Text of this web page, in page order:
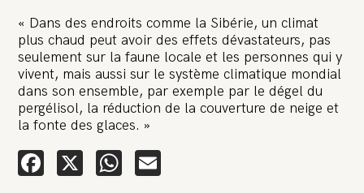
« Dans des endroits comme la Sibérie, un climat
plus chaud peut avoir des effets dévastateurs, pas
seulement sur la faune locale et les personnes qui y
vivent, mais aussi sur le système climatique mondial
dans son ensemble, par exemple par le dégel du
pergélisol, la réduction de la couverture de neige et
la fonte des glaces. »
Facebook
X WhatsApp
🚨 L’heure est grave. Une
multinationale tente d’anéantir La
🔥 Le groupe Pierre Fabre, qui pèse 3,2 milliards d’euros, nous